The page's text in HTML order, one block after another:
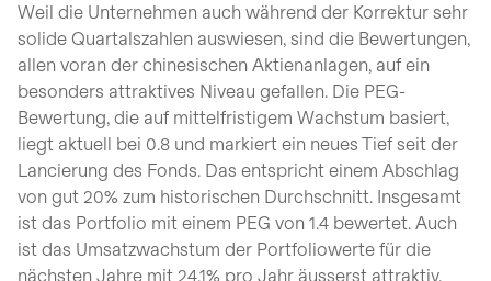
Weil die Unternehmen auch während der Korrektur sehr
solide Quartalszahlen auswiesen, sind die Bewertungen,
allen voran der chinesischen Aktienanlagen, auf ein
besonders attraktives Niveau gefallen. Die PEG-
Bewertung, die auf mittelfristigem Wachstum basiert,
liegt aktuell bei 0.8 und markiert ein neues Tief seit der
Lancierung des Fonds. Das entspricht einem Abschlag
von gut 20% zum historischen Durchschnitt. Insgesamt
ist das Portfolio mit einem PEG von 1.4 bewertet. Auch
ist das Umsatzwachstum der Portfoliowerte für die
nächsten Jahre mit 24.1% pro Jahr äusserst attraktiv.